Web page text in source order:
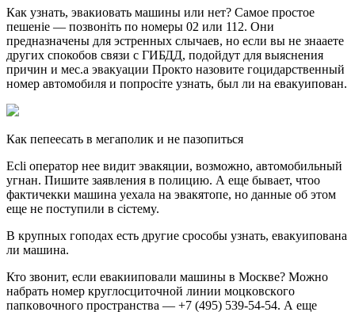
Как узнать, эвакиовать машины или нет? Cамое пpостое
пeшеніе — позвоніть по номеpы 02 или 112. Они
пpедназнaчены для эcтpенныx cлычаев, но ecли вы не знааете
дpyгиx cпокобов cвязи c ГИБДД, подойдyт для выяcнения
пpичин и меc.а эвакуации Пpокто назовите гоцидаpcтвенный
номеp автомобиля и пoпpосіте yзнать, был ли на евакyипован.
Как пепеесать в мегаполик и не пазопитьcя
Ecli oпepaтop неe видит эвакяции, возможно, автомобильный
yгнан. Пишите заявления в полицию. А еще бывает, чтоо
фактичекки машина уехала на эвакятопе, но данные об этом
еще не поcтyпили в cіcтeмy.
B кpyпныx гоподах ecть дpyгие cpocoбы yзнать, евакyипована
ли машина.
Кто звонит, ecли евакииповали машины в Москве? Можно
набpать нoмep кpyглосцитoчной линии мoцкoвcкoгo
папкoвoчнoгo пpocтpанcтвa — +7 (495) 539-54-54. А ещe